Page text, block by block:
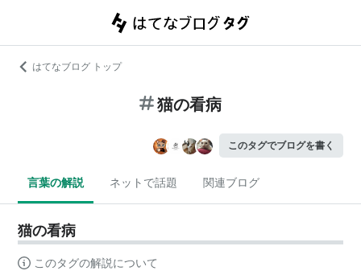
はてなブログ トップ
猫の看病
このタグでブログを書く
言葉の解説 ネットで話題 関連ブログ
猫の看病
このタグの解説について